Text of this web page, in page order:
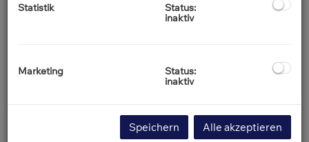
Blick in den Garten
Lage & Umgebung
Statistik
Status:
inaktiv
Marketing
Status:
inaktiv
Speichern Alle akzeptieren